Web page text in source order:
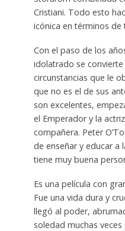
Cristiani. Todo esto
icónica en términos de
Con el paso de los
idolatrado se
circunstancias que le
que no es el de sus
son excelentes,
el Emperador y la
compañera. Peter
de enseñar y educar a
tiene muy buena
Es una película con
Fue una vida dura y
llegó al poder,
soledad muchas